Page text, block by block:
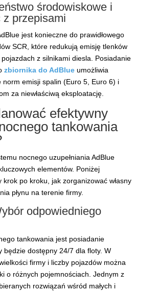
środowiskowe i
z przepisami
jest konieczne do prawidłowego
SCR, które redukują emisję tlenków
z silnikami diesla. Posiadanie
zbiornika do AdBlueumożliwia
norm emisji spalin (Euro 5, Euro 6) i
za niewłaściwą eksploatację.
efektywny
tankowania
nocnego uzupełniania AdBlue
elementów. Poniżej
krok po kroku, jak zorganizować własny
płynu na terenie firmy.
odpowiedniego
tankowania jest posiadanie
będzie dostępny 24/7 dla floty. W
firmy i liczby pojazdów można
o różnych pojemnościach. Jednym z
rozwiązań wśród małych i